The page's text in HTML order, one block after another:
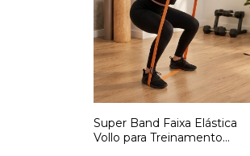
Super Band Faixa Elástica
Vollo para Treinamento